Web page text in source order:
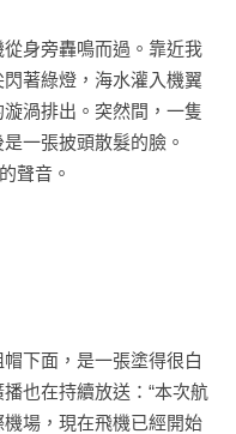
上市，敬請期待
月上市，敬請期待
身旁轟鳴而過。靠近我
著綠燈，海水灌入機翼
渦排出。突然間，一隻
一張披頭散髮的臉。
聲音。
下面，是一張塗得很白
也在持續放送：“本次航
場，現在飛機已經開始